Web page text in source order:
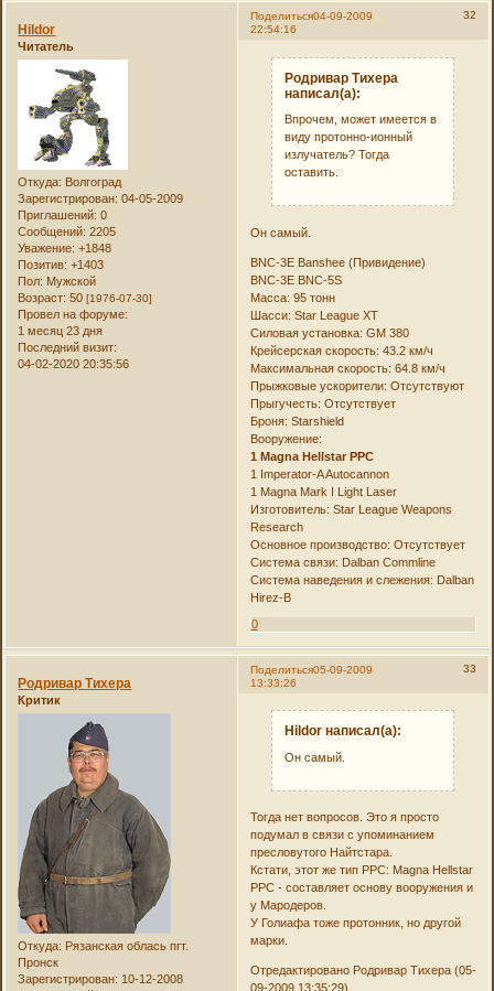
Поделиться 32
04-09-2009
22:54:16
Hildor
Читатель
Откуда: Волгоград
Зарегистрирован: 04-05-2009
Приглашений: 0
Сообщений: 2205
Уважение: +1848
Позитив: +1403
Пол: Мужской
Возраст: 50[1976-07-30]
Провел на форуме:
1 месяц 23 дня
Последний визит:
04-02-2020 20:35:56
Родривар Тихера
написал(а):
Впрочем, может имеется в
виду протонно-ионный
излучатель? Тогда
оставить.
Он самый.
BNC-3E Banshee (Привидение)
BNC-3E BNC-5S
Масса: 95 тонн
Шасси: Star League XT
Силовая установка: GM 380
Крейсерская скорость: 43.2 км/ч
Максимальная скорость: 64.8 км/ч
Прыжковые ускорители: Отсутствуют
Прыгучесть: Отсутствует
Броня: Starshield
Вооружение:
1 Magna Hellstar PPC
1 Imperator-A Autocannon
1 Magna Mark I Light Laser
Изготовитель: Star League Weapons
Research
Основное производство: Отсутствует
Система связи: Dalban Commline
Система наведения и слежения: Dalban
Hirez-B
0
Поделиться 33
05-09-2009
13:33:26
Родривар Тихера
Критик
Откуда: Рязанская облась пгт.
Пронск
Зарегистрирован: 10-12-2008
Hildor написал(а):
Он самый.
Тогда нет вопросов. Это я просто
подумал в связи с упоминанием
пресловутого Найтстара.
Кстати, этот же тип РРС: Magna Hellstar
PPC - составляет основу вооружения и
у Мародеров.
У Голиафа тоже протонник, но другой
марки.
Отредактировано Родривар Тихера (05-
09-2009 13:35:29)